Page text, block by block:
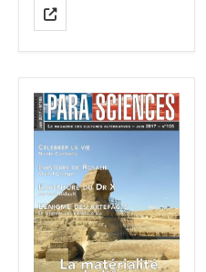
sur le sens des
manifestations d’Ovnis.